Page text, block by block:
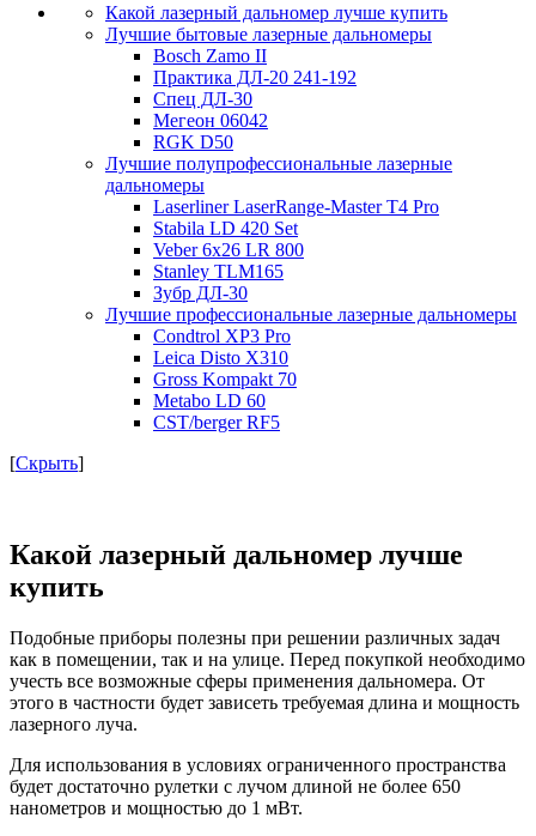
Какой лазерный дальномер лучше купить
Лучшие бытовые лазерные дальномеры
Bosch Zamo II
Практика ДЛ-20 241-192
Спец ДЛ-30
Мегеон 06042
RGK D50
Лучшие полупрофессиональные лазерные
дальномеры
Laserliner LaserRange-Master T4 Pro
Stabila LD 420 Set
Veber 6х26 LR 800
Stanley TLM165
Зубр ДЛ-30
Лучшие профессиональные лазерные дальномеры
Condtrol XP3 Pro
Leica Disto X310
Gross Kompakt 70
Metabo LD 60
CST/berger RF5
[Скрыть]
Какой лазерный дальномер лучше
купить
Подобные приборы полезны при решении различных задач
как в помещении, так и на улице. Перед покупкой необходимо
учесть все возможные сферы применения дальномера. От
этого в частности будет зависеть требуемая длина и мощность
лазерного луча.
Для использования в условиях ограниченного пространства
будет достаточно рулетки с лучом длиной не более 650
нанометров и мощностью до 1 мВт.